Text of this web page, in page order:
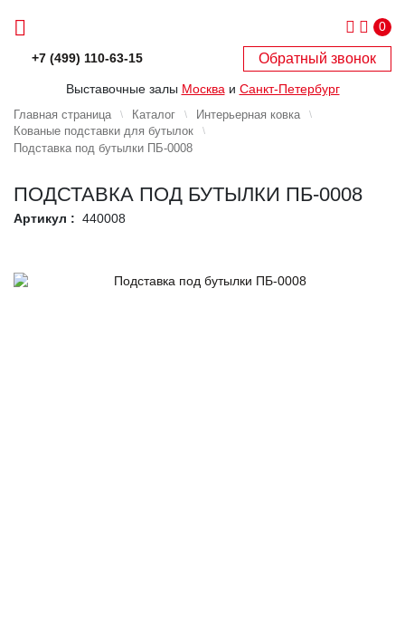
0
+7 (499) 110-63-15 Обратный звонок
Выставочные залы Москва и Санкт-Петербург
Главная страница Каталог
Интерьерная ковка
Кованые подставки для бутылок
Подставка под бутылки ПБ-0008
ПОДСТАВКА ПОД БУТЫЛКИ ПБ-0008
Артикул : 440008